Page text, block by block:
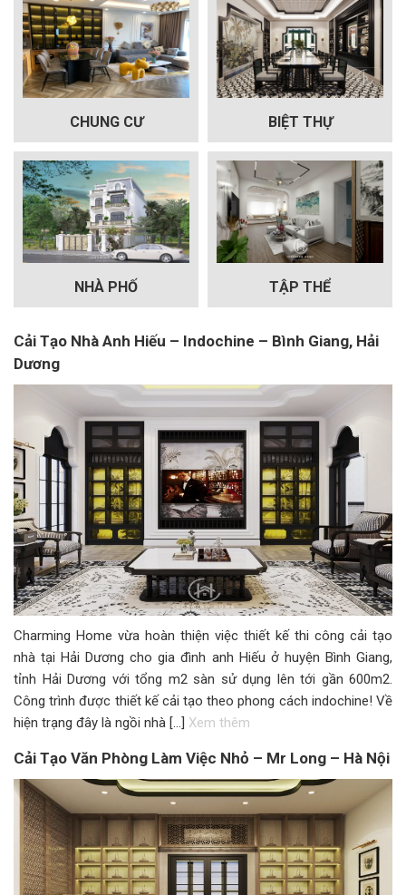
CHUNG CƯ BIỆT THỰ
NHÀ PHỐ TẬP THỂ
Cải Tạo Nhà Anh Hiếu – Indochine – Bình Giang, Hải
Dương
Charming Home vừa hoàn thiện việc thiết kế thi công cải tạo
nhà tại Hải Dương cho gia đình anh Hiếu ở huyện Bình Giang,
tỉnh Hải Dương với tổng m2 sàn sử dụng lên tới gần 600m2.
Công trình được thiết kế cải tạo theo phong cách indochine! Về
hiện trạng đây là ngồi nhà […] Xem thêm
Cải Tạo Văn Phòng Làm Việc Nhỏ – Mr Long – Hà Nội